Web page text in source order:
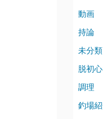
動画
持論
未分類
脱初
調理
釣場